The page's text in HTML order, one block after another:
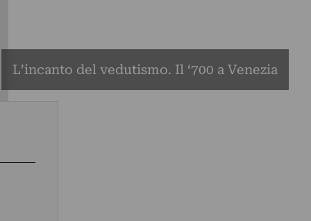
L’incanto del vedutismo. Il ‘700 a Venezia